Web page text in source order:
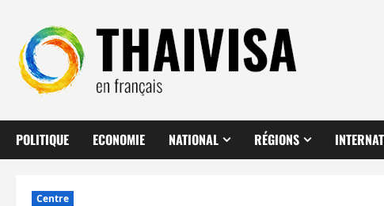
contenu
POLITIQUE ECONOMIE NATIONAL RÉGIONS
Centre